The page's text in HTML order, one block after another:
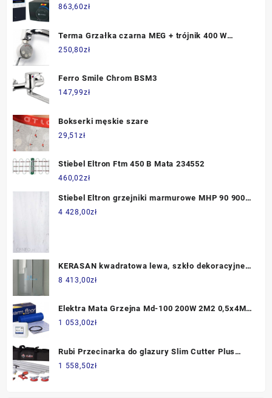
Diamond Dn25, Rp1" + Siłownik Elektryczny 3-Pkt
310, 3 Czujn (
863,60zł
Terma Grzałka czarna MEG + trójnik 400 W
WEMGT04B905U
250,80zł
Ferro Smile Chrom BSM3
147,99zł
Bokserki męskie szare
29,51 zł
Stiebel Eltron Ftm 450 B Mata 234552
460,02zł
Stiebel Eltron grzejniki marmurowe MHP 90 900W
(182273)
4 428,00zł
KERASAN kwadratowa lewa, szkło dekoracyjne
przejrzyste, profile chrom 90x90 Retro 9147N0
8 413,00zł
Elektra Mata Grzejna Md-100 200W 2M2 0,5x4M +
Termostat Owd5 Wi-Fi 10020
1 053,00zł
Rubi Przecinarka do glazury Slim Cutter Plus
18959
1 558,50zł